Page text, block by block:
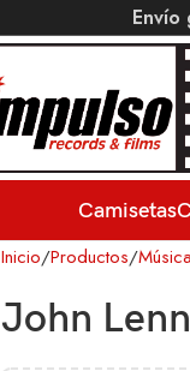
Camisetas
Inicio Productos Música
John